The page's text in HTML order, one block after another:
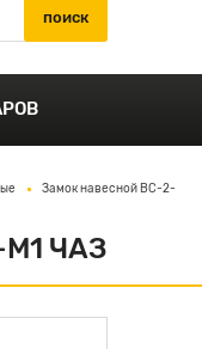
Замок навесной ВС-2-
М1 ЧАЗ